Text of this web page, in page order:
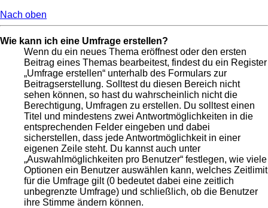
Nach oben
Wie kann ich eine Umfrage erstellen?
Wenn du ein neues Thema eröffnest oder den ersten
Beitrag eines Themas bearbeitest, findest du ein Register
„Umfrage erstellen“ unterhalb des Formulars zur
Beitragserstellung. Solltest du diesen Bereich nicht
sehen können, so hast du wahrscheinlich nicht die
Berechtigung, Umfragen zu erstellen. Du solltest einen
Titel und mindestens zwei Antwortmöglichkeiten in die
entsprechenden Felder eingeben und dabei
sicherstellen, dass jede Antwortmöglichkeit in einer
eigenen Zeile steht. Du kannst auch unter
„Auswahlmöglichkeiten pro Benutzer“ festlegen, wie viele
Optionen ein Benutzer auswählen kann, welches Zeitlimit
für die Umfrage gilt (0 bedeutet dabei eine zeitlich
unbegrenzte Umfrage) und schließlich, ob die Benutzer
ihre Stimme ändern können.